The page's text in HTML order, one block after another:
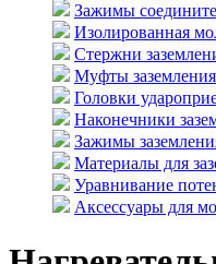
Зажимы
Изолированная
Стержни
Муфты заземления
Головки
Наконечники
Зажимы
Материалы для
Уравнивание
Аксессуары для